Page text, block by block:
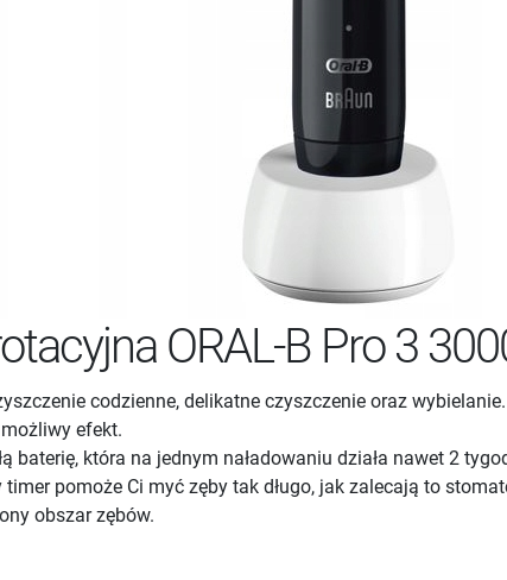
ORAL-B Pro 3
codzienne, delikatne czyszczenie oraz
efekt.
baterię, która na jednym naładowaniu działa nawet 2
pomoże Ci myć zęby tak długo, jak zalecają to
obszar zębów.